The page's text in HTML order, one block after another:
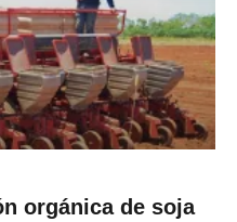
orgánica de soja